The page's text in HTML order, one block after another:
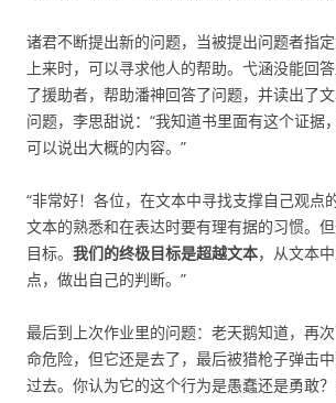
诸君不断提出新的问题，当被提出问题者指
上来时，可以寻求他人的帮助。弋涵没能回
了援助者，帮助潘神回答了问题，并读出了
问题，李思甜说：“我知道书里面有这个证据
可以说出大概的内容。”
“非常好！各位，在文本中寻找支撑自己观点
文本的熟悉和在表达时要有理有据的习惯。
目标。 我们的终极目标是超越文本，从文本
点，做出自己的判断。”
最后到上次作业里的问题：老天鹅知道，再
命危险，但它还是去了，最后被猎枪子弹击
过去。你认为它的这个行为是愚蠢还是勇敢？